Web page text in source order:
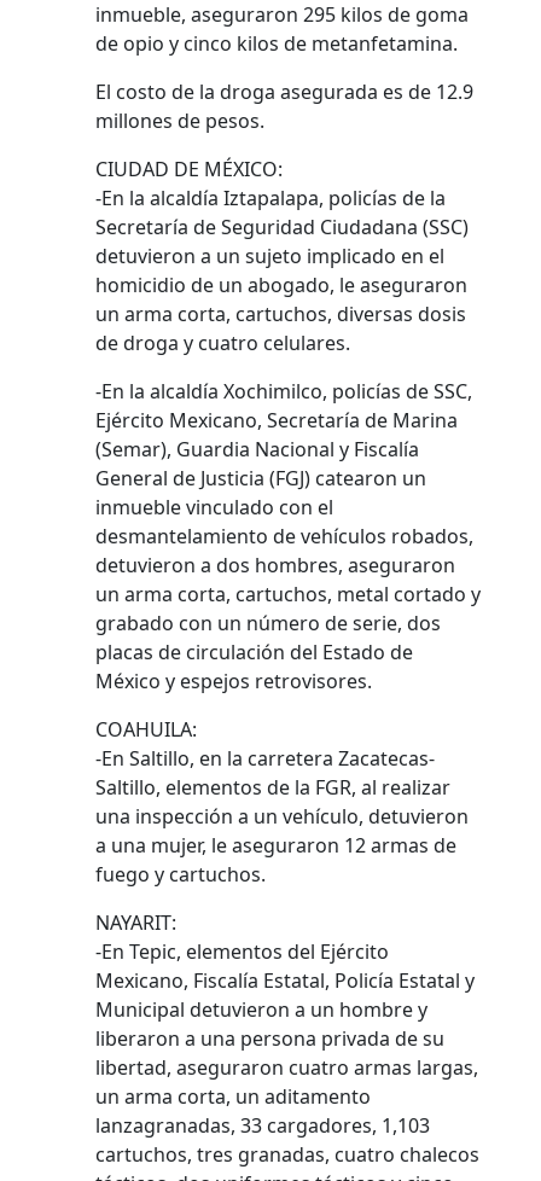
inmueble, aseguraron 295 kilos de goma
de opio y cinco kilos de metanfetamina.
El costo de la droga asegurada es de 12.9
millones de pesos.
CIUDAD DE MÉXICO:
-En la alcaldía Iztapalapa, policías de la
Secretaría de Seguridad Ciudadana (SSC)
detuvieron a un sujeto implicado en el
homicidio de un abogado, le aseguraron
un arma corta, cartuchos, diversas dosis
de droga y cuatro celulares.
-En la alcaldía Xochimilco, policías de SSC,
Ejército Mexicano, Secretaría de Marina
(Semar), Guardia Nacional y Fiscalía
General de Justicia (FGJ) catearon un
inmueble vinculado con el
desmantelamiento de vehículos robados,
detuvieron a dos hombres, aseguraron
un arma corta, cartuchos, metal cortado y
grabado con un número de serie, dos
placas de circulación del Estado de
México y espejos retrovisores.
COAHUILA:
-En Saltillo, en la carretera Zacatecas-
Saltillo, elementos de la FGR, al realizar
una inspección a un vehículo, detuvieron
a una mujer, le aseguraron 12 armas de
fuego y cartuchos.
NAYARIT:
-En Tepic, elementos del Ejército
Mexicano, Fiscalía Estatal, Policía Estatal y
Municipal detuvieron a un hombre y
liberaron a una persona privada de su
libertad, aseguraron cuatro armas largas,
un arma corta, un aditamento
lanzagranadas, 33 cargadores, 1,103
cartuchos, tres granadas, cuatro chalecos